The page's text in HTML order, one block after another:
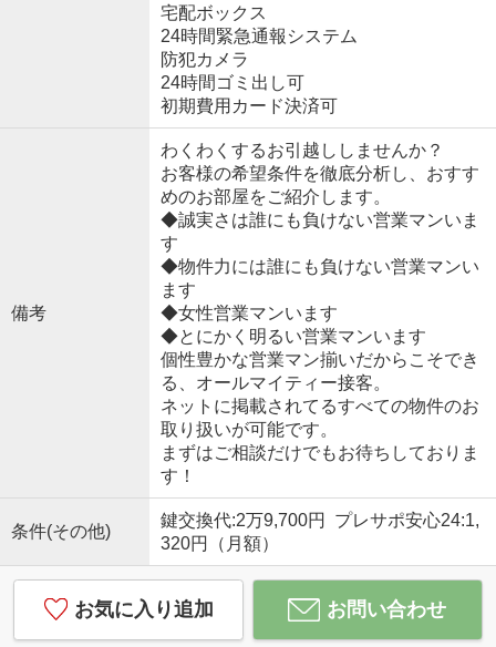
宅配ボックス
24時間緊急通報システム
防犯カメラ
24時間ゴミ出し可
初期費用カード決済可
備考
わくわくするお引越ししませんか？
お客様の希望条件を徹底分析し、おすす
めのお部屋をご紹介します。
◆誠実さは誰にも負けない営業マンいま
す
◆物件力には誰にも負けない営業マンい
ます
◆女性営業マンいます
◆とにかく明るい営業マンいます
個性豊かな営業マン揃いだからこそでき
る、オールマイティー接客。
ネットに掲載されてるすべての物件のお
取り扱いが可能です。
まずはご相談だけでもお待ちしておりま
す！
条件(その他)
鍵交換代:2万9,700円 プレサポ安心24:1,
320円（月額）
お気に入り追加 お問い合わせ